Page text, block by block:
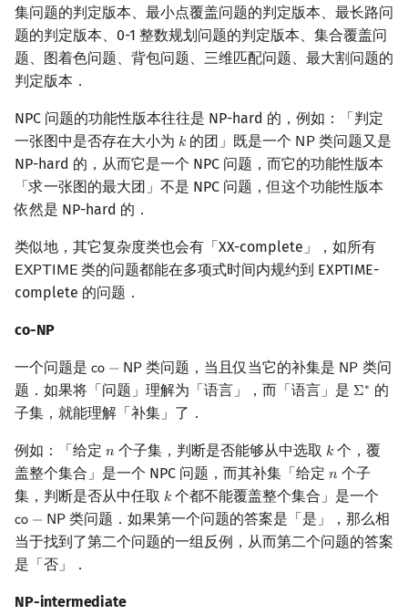
集问题的判定版本、最小点覆盖问题的判定版本、最长路问
题的判定版本、0-1 整数规划问题的判定版本、集合覆盖问
题、图着色问题、背包问题、三维匹配问题、最大割问题的
判定版本．
NPC 问题的功能性版本往往是 NP-hard 的，例如：「判定
一张图中是否存在大小为 𝑘
k 的团」既是一个 𝖭𝖯
NP类问题又是
NP-hard 的，从而它是一个 NPC 问题，而它的功能性版本
「求一张图的最大团」不是 NPC 问题，但这个功能性版本
依然是 NP-hard 的．
类似地，其它复杂度类也会有「XX-complete」，如所有
𝖤𝖷𝖯𝖳 𝖨𝖬𝖤
EXPTIME
类的问题都能在多项式时间内规约到 EXPTIME-
complete 的问题．
co-NP
一个问题是 𝖼𝗈 − 𝖭𝖯
co −NP 类问题，当且仅当它的补集是 𝖭𝖯
NP 类问
题．如果将「问题」理解为「语言」，而「语言」是 Σ∗
Σ∗ 的
子集，就能理解「补集」了．
例如：「给定 𝑛
n 个子集，判断是否能够从中选取 𝑘
k个，覆
盖整个集合」是一个 NPC 问题，而其补集「给定 𝑛
n 个子
集，判断是否从中任取 𝑘
k 个都不能覆盖整个集合」是一个
𝖼𝗈 − 𝖭𝖯
co −NP
类问题．如果第一个问题的答案是「是」，那么相
当于找到了第二个问题的一组反例，从而第二个问题的答案
是「否」．
NP-intermediate